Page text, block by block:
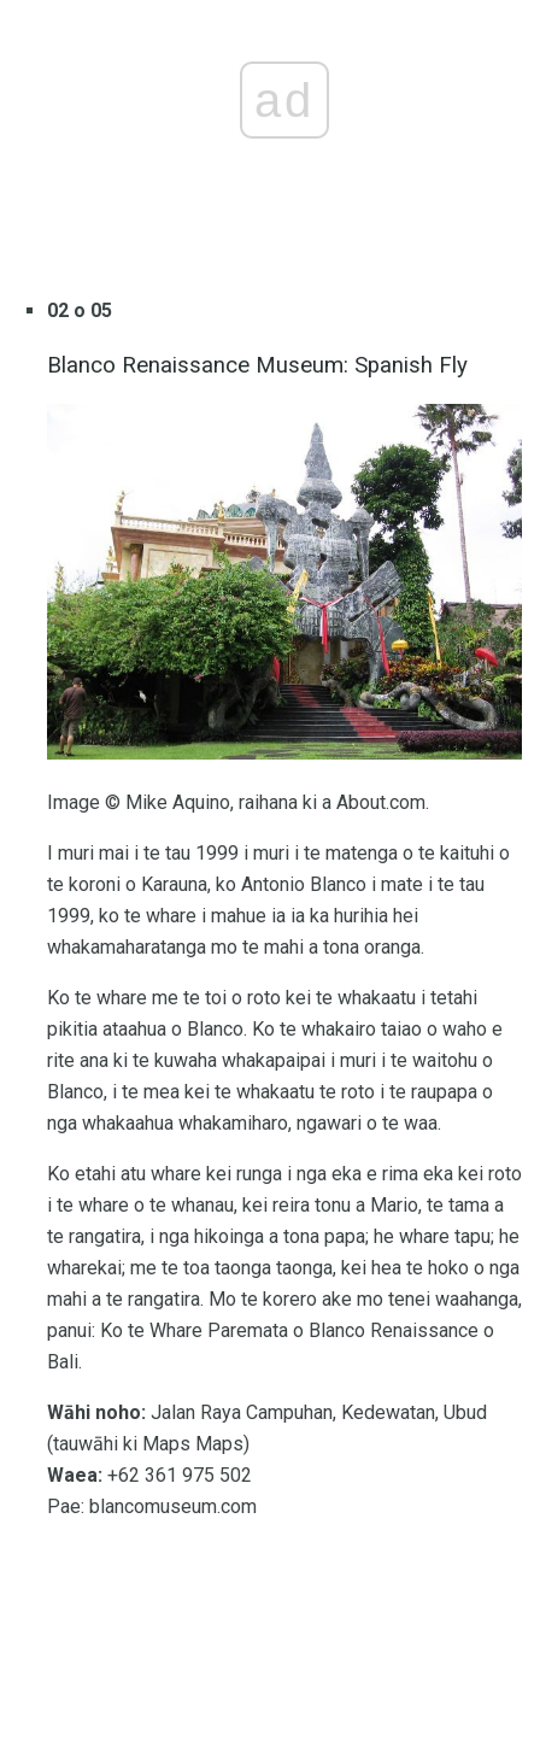
ad
02 o 05
Blanco Renaissance Museum: Spanish Fly
Image © Mike Aquino, raihana ki a About.com.
I muri mai i te tau 1999 i muri i te matenga o te kaituhi o
te koroni o Karauna, ko Antonio Blanco i mate i te tau
1999, ko te whare i mahue ia ia ka hurihia hei
whakamaharatanga mo te mahi a tona oranga.
Ko te whare me te toi o roto kei te whakaatu i tetahi
pikitia ataahua o Blanco. Ko te whakairo taiao o waho e
rite ana ki te kuwaha whakapaipai i muri i te waitohu o
Blanco, i te mea kei te whakaatu te roto i te raupapa o
nga whakaahua whakamiharo, ngawari o te waa.
Ko etahi atu whare kei runga i nga eka e rima eka kei roto
i te whare o te whanau, kei reira tonu a Mario, te tama a
te rangatira, i nga hikoinga a tona papa; he whare tapu; he
wharekai; me te toa taonga taonga, kei hea te hoko o nga
mahi a te rangatira. Mo te korero ake mo tenei waahanga,
panui: Ko te Whare Paremata o Blanco Renaissance o
Bali.
Wāhi noho: Jalan Raya Campuhan, Kedewatan, Ubud
(tauwāhi ki Maps Maps)
Waea: +62 361 975 502
Pae: blancomuseum.com